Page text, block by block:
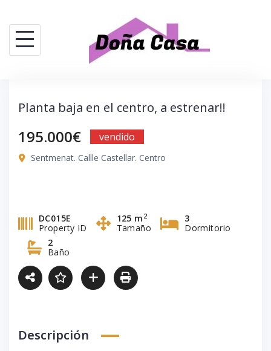
contenido
Planta baja en el centro, a estrenar!!
195.000€ vendido
Sentmenat. Callle Castellar. Centro
DC015E
Property ID
125 m 2
Tamaño
3
Dormitorio
2
Baño
Descripción